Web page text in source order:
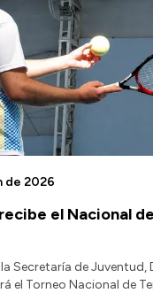
el Nacional
de 2026
Secretaría de Juventud,
el Torneo Nacional de